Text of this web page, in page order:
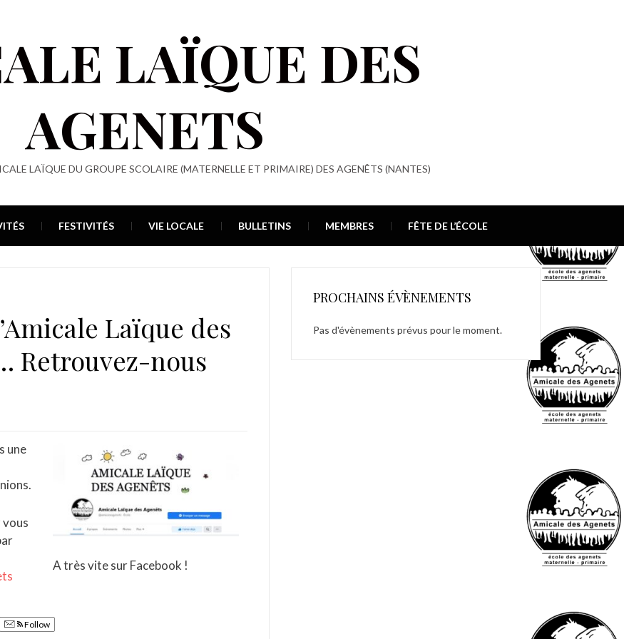
LAÏQUE DES
AGENETS
LAÏQUE DU GROUPE SCOLAIRE (MATERNELLE ET PRIMAIRE) DES AGENÊTS (NANTES)
FESTIVITÉS VIE LOCALE BULLETINS MEMBRES FÊTE DE L’ÉCOLE
Laïque des
Retrouvez-nous
une
A très vite sur Facebook !
Follow
PROCHAINS ÉVÈNEMENTS
Pas d'évènements prévus pour le moment.